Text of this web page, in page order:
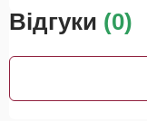
Відгуки (0)